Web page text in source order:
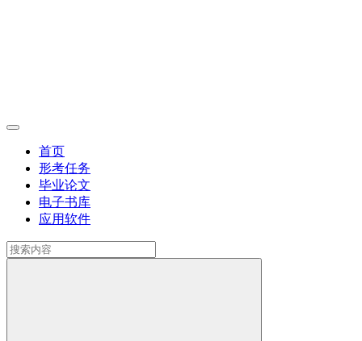
首页
形考任务
毕业论文
电子书库
应用软件